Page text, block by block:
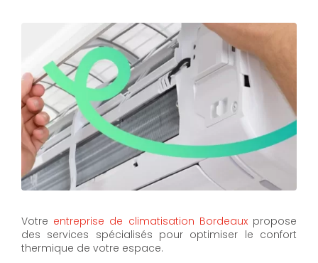
Votre entreprise de climatisation Bordeauxpropose
des services spécialisés pour optimiser le confort
thermique de votre espace.